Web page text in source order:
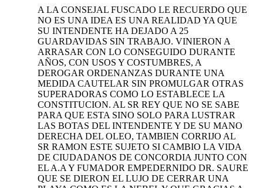
A LA CONSEJAL FUSCADO LE RECUERDO QUE
NO ES UNA IDEA ES UNA REALIDAD YA QUE
SU INTENDENTE HA DEJADO A 25
GUARDAVIDAS SIN TRABAJO. VINIERON A
ARRASAR CON LO CONSEGUIDO DURANTE
AÑOS, CON USOS Y COSTUMBRES, A
DEROGAR ORDENANZAS DURANTE UNA
MEDIDA CAUTELAR SIN PROMULGAR OTRAS
SUPERADORAS COMO LO ESTABLECE LA
CONSTITUCION. AL SR REY QUE NO SE SABE
PARA QUE ESTA SINO SOLO PARA LUSTRAR
LAS BOTAS DEL INTENDENTE Y DE SU MANO
DERECHA DEL OLEO, TAMBIEN CORRIJO AL
SR RAMON ESTE SUJETO SI CAMBIO LA VIDA
DE CIUDADANOS DE CONCORDIA JUNTO CON
EL A.A Y FUMADOR EMPEDERNIDO DR. SAURE
QUE SE DIERON EL LUJO DE CERRAR UNA